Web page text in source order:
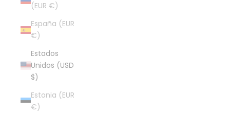
(EUR €)
España (EUR
€)
Estados
Unidos (USD
$)
Estonia (EUR
€)